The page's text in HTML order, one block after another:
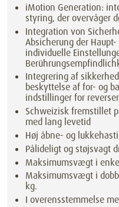
iMotion Generation:
styring, der overvåger
Integration von
Absicherung der
individuelle
Integrering af
beskyttelse af for- og
indstillinger for
Schweizisk fremstillet
med lang levetid
Høj åbne- og
Pålideligt og støjsvagt
Maksimumsvægt i
Maksimumsvægt i
kg.
I overensstemmelse